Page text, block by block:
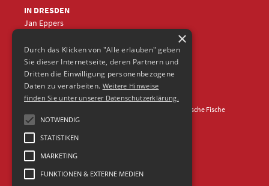
IN DRESDEN
Jan Eppers
jep@frische-fische.com
© 2026 Agentur Frische Fische
×
Durch das Klicken von "Alle erlauben" geben
Sie dieser Internetseite, deren Partnern und
Dritten die Einwilligung personenbezogene
Daten zu verarbeiten. Weitere Hinweise
finden Sie unter unserer Datenschutzerklärung.
NOTWENDIG
STATISTIKEN
MARKETING
FUNKTIONEN & EXTERNE MEDIEN